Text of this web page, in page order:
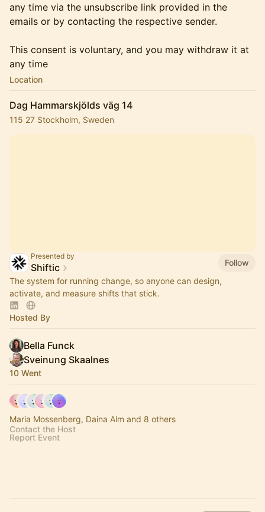
any time via the unsubscribe link provided in the
emails or by contacting the respective sender.
This consent is voluntary, and you may withdraw it at
any time
Location
Dag Hammarskjölds väg 14
115 27 Stockholm, Sweden
Presented by
Shiftic
Follow
The system for running change, so anyone can design,
activate, and measure shifts that stick.
Hosted By
Bella Funck
Sveinung Skaalnes
10 Went
Maria Mossenberg, Daina Alm and 8 others
Contact the Host
Report Event